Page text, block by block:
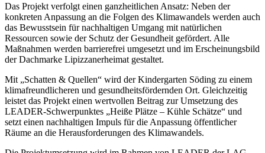
Das Projekt verfolgt einen ganzheitlichen Ansatz: Neben der
konkreten Anpassung an die Folgen des Klimawandels werden auch
das Bewusstsein für nachhaltigen Umgang mit natürlichen
Ressourcen sowie der Schutz der Gesundheit gefördert. Alle
Maßnahmen werden barrierefrei umgesetzt und im Erscheinungsbild
der Dachmarke Lipizzanerheimat gestaltet.
Mit „Schatten & Quellen“ wird der Kindergarten Söding zu einem
klimafreundlicheren und gesundheitsfördernden Ort. Gleichzeitig
leistet das Projekt einen wertvollen Beitrag zur Umsetzung des
LEADER-Schwerpunktes „Heiße Plätze – Kühle Schätze“ und
setzt einen nachhaltigen Impuls für die Anpassung öffentlicher
Räume an die Herausforderungen des Klimawandels.